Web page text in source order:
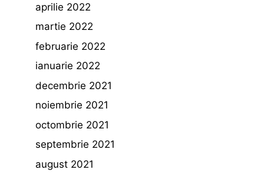
aprilie 2022
martie 2022
februarie 2022
ianuarie 2022
decembrie 2021
noiembrie 2021
octombrie 2021
septembrie 2021
august 2021